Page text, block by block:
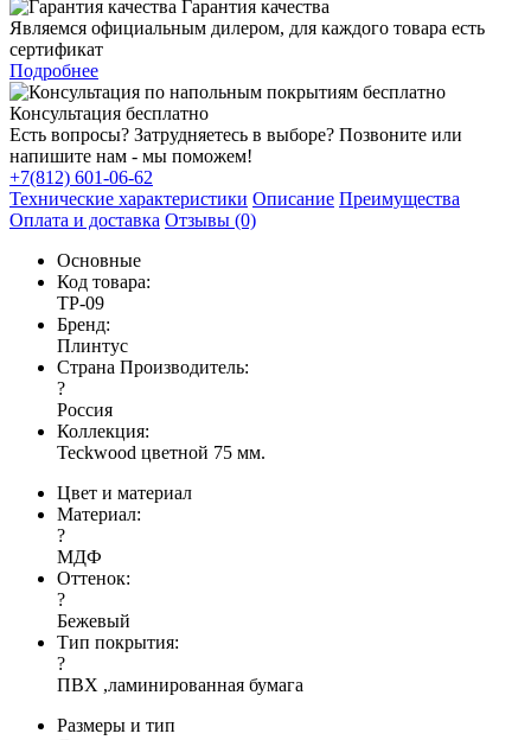
Гарантия качества
Являемся официальным дилером, для каждого товара есть
сертификат
Подробнее
Консультация бесплатно
Есть вопросы? Затрудняетесь в выборе? Позвоните или
напишите нам - мы поможем!
+7(812) 601-06-62
Технические характеристики Описание Преимущества
Оплата и доставка Отзывы (0)
Основные
Код товара:
TP-09
Бренд:
Плинтус
Страна Производитель:
?
Россия
Коллекция:
Teckwood цветной 75 мм.
Цвет и материал
Материал:
?
МДФ
Оттенок:
?
Бежевый
Тип покрытия:
?
ПВХ ,ламинированная бумага
Размеры и тип